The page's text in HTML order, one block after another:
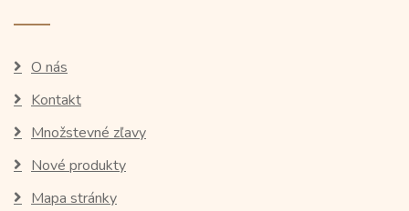
O nás
Kontakt
Množstevné zľavy
Nové produkty
Mapa stránky